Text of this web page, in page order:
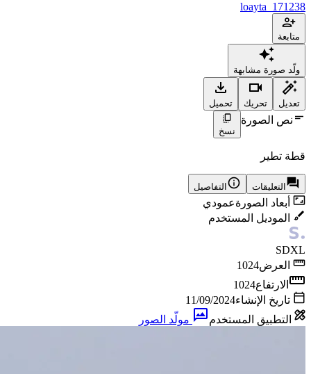
loayta_171238
متابعة
ولّد صورة مشابهة
تعديل تحريك تحميل
نص الصورة
نسخ
قطة تطير
التعليقات التفاصيل
أبعاد الصورةعمودي
الموديل المستخدم
SDXL
العرض1024
الارتفاع1024
تاريخ الإنشاء11/09/2024
التطبيق المستخدم
مولّد الصور